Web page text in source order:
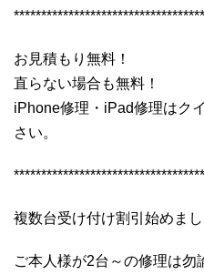
お見積もり無料！
直らない場合も無料！
iPhone修理・iPad修理はク
さい。
複数台受け付け割引始めまし
ご本人様が2台～の修理は勿